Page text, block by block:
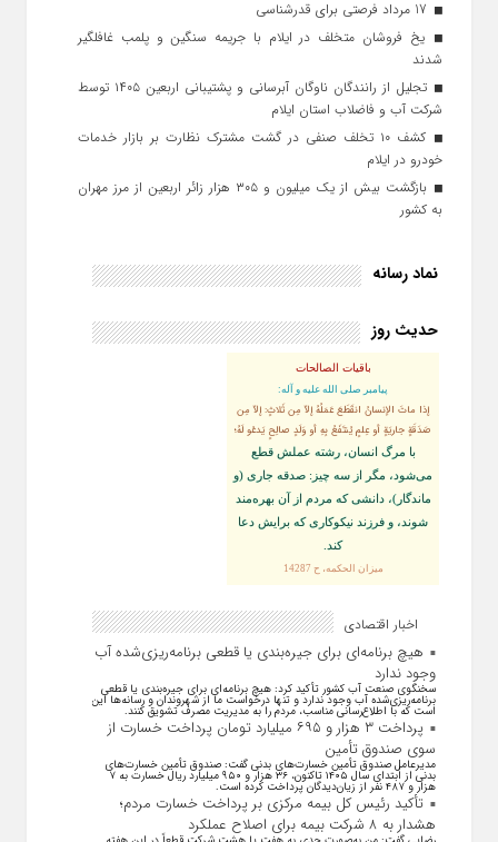
یخ‌ فروشان متخلف در ایلام با جریمه سنگین و پلمب غافلگیر
شدند
تجلیل از رانندگان ناوگان آبرسانی و پشتیبانی اربعین ۱۴۰۵ توسط
شرکت آب و فاضلاب استان ایلام
کشف ۱۰ تخلف صنفی در گشت مشترک نظارت بر بازار خدمات
خودرو در ایلام
بازگشت بیش از یک میلیون و ۳۰۵ هزار زائر اربعین از مرز مهران
به کشور
نماد رسانه
حدیث روز
باقیات الصالحات
پيامبر صلى‏ الله‏ عليه ‏و‏ آله:
إذا ماتَ الإنسانُ انقَطَعَ عَمَلُهُ إلاّ مِن ثَلاثٍ: إلاّ مِن
صَدَقَةٍ جاريَةٍ أو عِلمٍ يُنتَفَعُ بِهِ أو وَلَدٍ صالِحٍ يَدعُو لَهُ؛
با مرگ انسان، رشته عملش قطع
مى‌شود، مگر از سه چيز: صدقه جارى (و
ماندگار)، دانشى كه مردم از آن بهره‏‌مند
شوند، و فرزند نيكوكارى كه برايش دعا
كند.
ميزان الحكمه، ح 14287
اخبار اقتصادی
هیچ برنامه‌ای برای جیره‌بندی یا قطعی برنامه‌ریزی‌شده آب
وجود ندارد
سخنگوی صنعت آب کشور تأکید کرد: هیچ برنامه‌ای برای جیره‌بندی یا قطعی
برنامه‌ریزی‌شده آب وجود ندارد و تنها درخواست ما از شهروندان و رسانه‌ها این
است که با اطلاع‌رسانی مناسب، مردم را به مدیریت مصرف تشویق کنند.
پرداخت ۳ هزار و ۶۹۵ میلیارد تومان پرداخت خسارت از
سوی صندوق تأمین
مدیرعامل صندوق تأمین خسارت‌های بدنی گفت: صندوق تأمین خسارت‌های
بدنی از ابتدای سال ۱۴۰۵ تاکنون، ۳۶ هزار و ۹۵۰ میلیارد ریال خسارت به ۷
هزار و ۴۸۷ نفر از زیان‌دیدگان پرداخت کرده است.
تأکید رئیس کل بیمه مرکزی بر پرداخت خسارت مردم؛
هشدار به ۸ شرکت‌ بیمه برای اصلاح عملکرد